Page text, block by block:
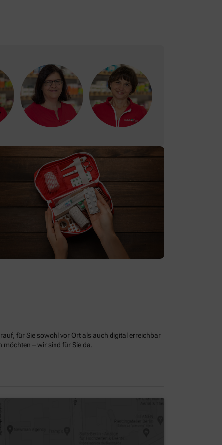
für Sie sowohl vor Ort als auch digital erreichbar
möchten – wir sind für Sie da.